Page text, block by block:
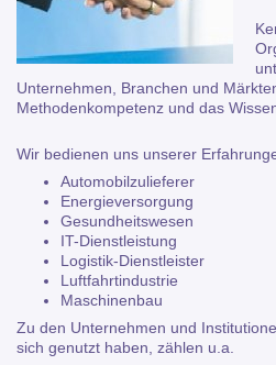
Unternehmen, Branchen und
Methodenkompetenz und das
Wir bedienen uns unserer
Automobilzulieferer
Energieversorgung
Gesundheitswesen
IT-Dienstleistung
Logistik-Dienstleister
Luftfahrtindustrie
Maschinenbau
Zu den Unternehmen und
sich genutzt haben, zählen u.a.